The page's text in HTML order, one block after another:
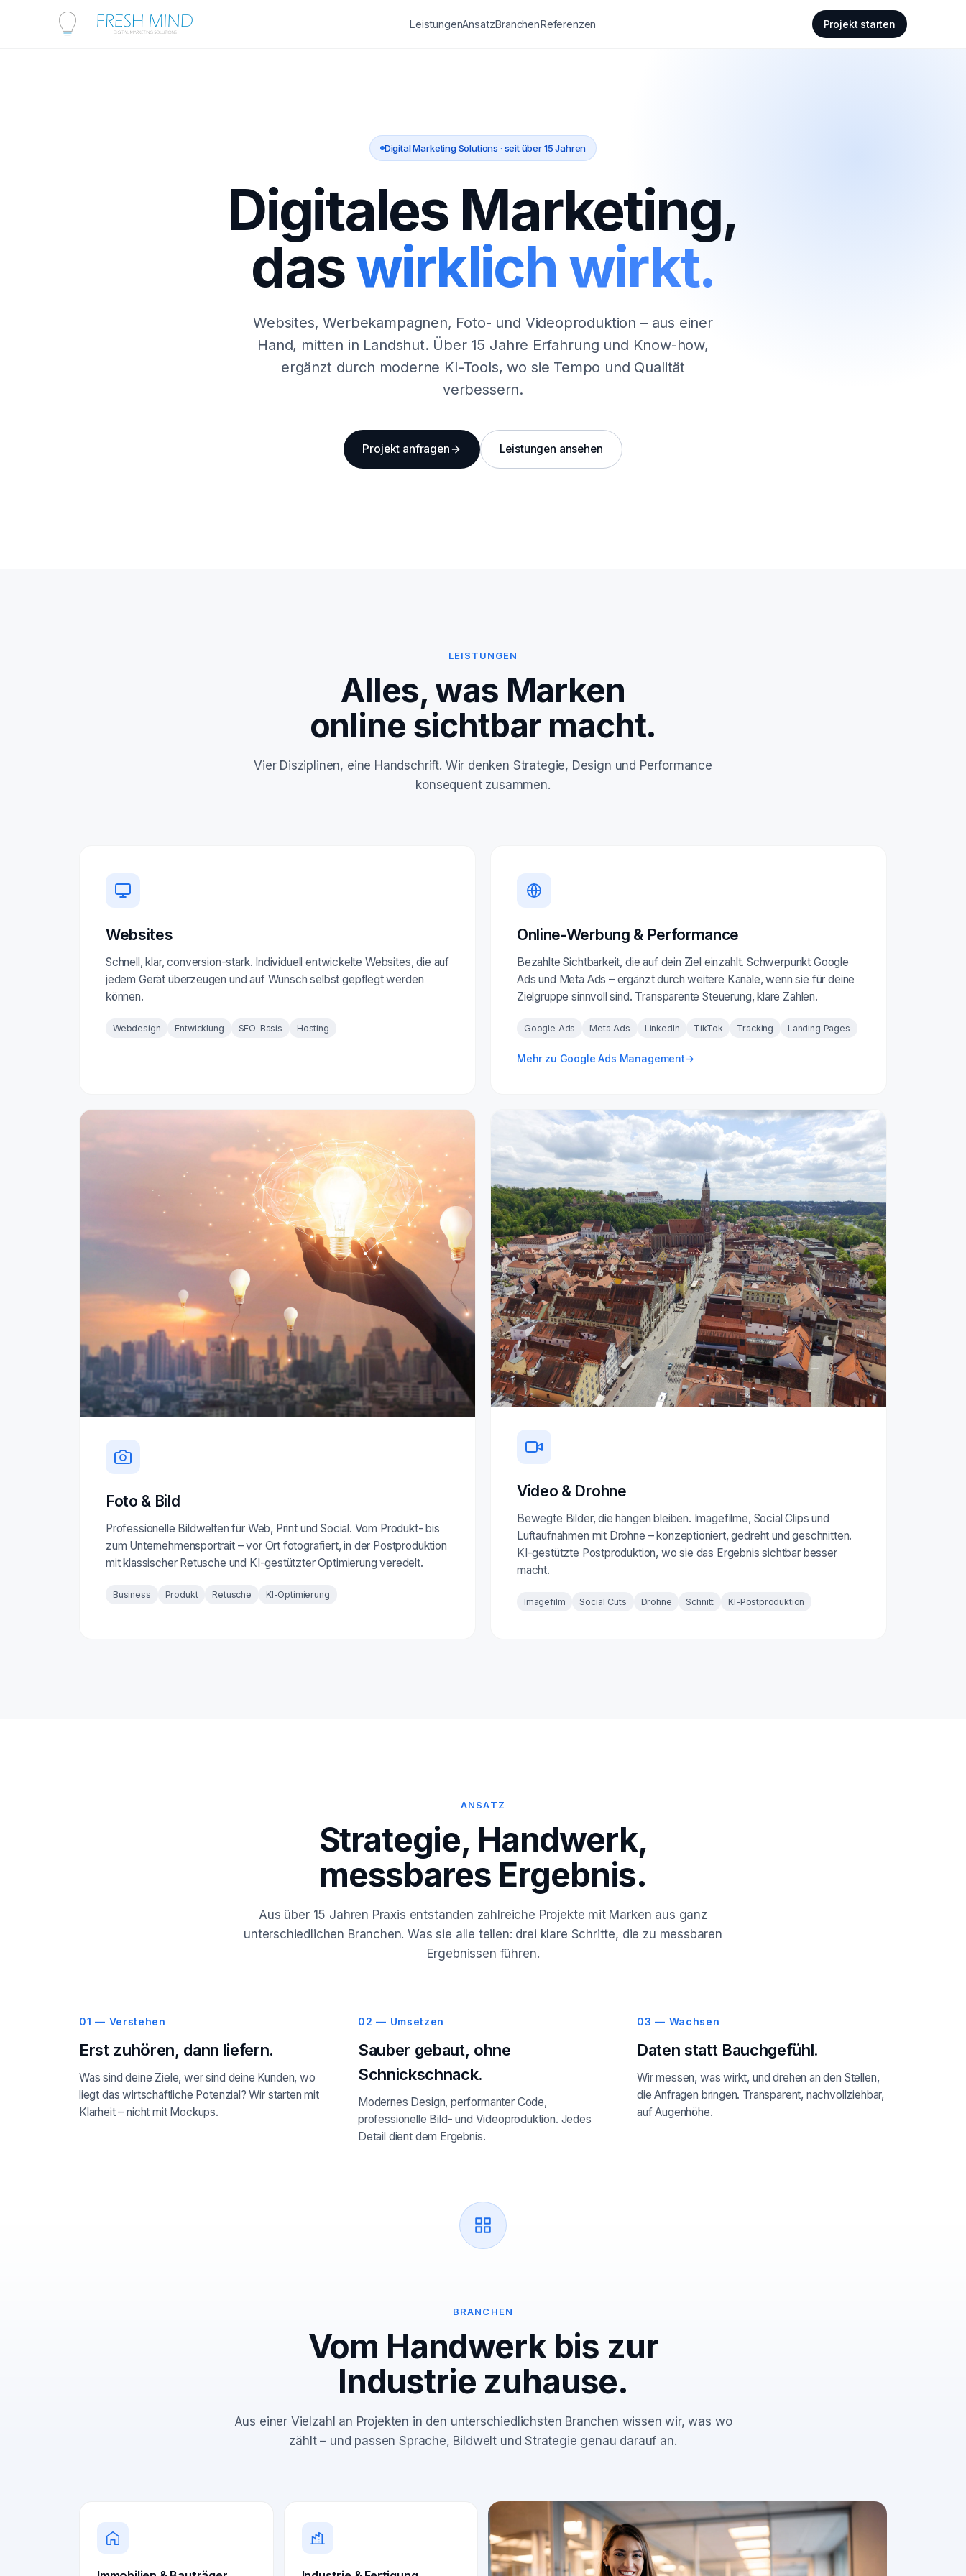
LeistungenAnsatzBranchenReferenzen Projekt starten
Digital Marketing Solutions · seit über 15 Jahren
Digitales Marketing,
daswirklich wirkt.
Websites, Werbekampagnen, Foto- und Videoproduktion – aus einer
Hand, mitten in Landshut. Über 15 Jahre Erfahrung und Know-how,
ergänzt durch moderne KI-Tools, wo sie Tempo und Qualität
verbessern.
Projekt anfragen Leistungen ansehen
LEISTUNGEN
Alles, was Marken
online sichtbar macht.
Vier Disziplinen, eine Handschrift. Wir denken Strategie, Design und Performance
konsequent zusammen.
Websites
Schnell, klar, conversion-stark. Individuell entwickelte Websites, die auf
jedem Gerät überzeugen und auf Wunsch selbst gepflegt werden
können.
Webdesign Entwicklung SEO-Basis Hosting
Online-Werbung & Performance
Bezahlte Sichtbarkeit, die auf dein Ziel einzahlt. Schwerpunkt Google
Ads und Meta Ads – ergänzt durch weitere Kanäle, wenn sie für deine
Zielgruppe sinnvoll sind. Transparente Steuerung, klare Zahlen.
Google Ads Meta Ads LinkedIn TikTok Tracking Landing Pages
Mehr zu Google Ads Management→
Foto & Bild
Professionelle Bildwelten für Web, Print und Social. Vom Produkt- bis
zum Unternehmensportrait – vor Ort fotografiert, in der Postproduktion
mit klassischer Retusche und KI-gestützter Optimierung veredelt.
Business Produkt Retusche KI-Optimierung
Video & Drohne
Bewegte Bilder, die hängen bleiben. Imagefilme, Social Clips und
Luftaufnahmen mit Drohne – konzeptioniert, gedreht und geschnitten.
KI-gestützte Postproduktion, wo sie das Ergebnis sichtbar besser
macht.
Imagefilm Social Cuts Drohne Schnitt KI-Postproduktion
ANSATZ
Strategie, Handwerk,
messbares Ergebnis.
Aus über 15 Jahren Praxis entstanden zahlreiche Projekte mit Marken aus ganz
unterschiedlichen Branchen. Was sie alle teilen: drei klare Schritte, die zu messbaren
Ergebnissen führen.
01 — Verstehen
Erst zuhören, dann liefern.
Was sind deine Ziele, wer sind deine Kunden, wo
liegt das wirtschaftliche Potenzial? Wir starten mit
Klarheit – nicht mit Mockups.
02 — Umsetzen
Sauber gebaut, ohne
Schnickschnack.
Modernes Design, performanter Code,
professionelle Bild- und Videoproduktion. Jedes
Detail dient dem Ergebnis.
03 — Wachsen
Daten statt Bauchgefühl.
Wir messen, was wirkt, und drehen an den Stellen,
die Anfragen bringen. Transparent, nachvollziehbar,
auf Augenhöhe.
BRANCHEN
Vom Handwerk bis zur
Industrie zuhause.
Aus einer Vielzahl an Projekten in den unterschiedlichsten Branchen wissen wir, was wo
zählt – und passen Sprache, Bildwelt und Strategie genau darauf an.